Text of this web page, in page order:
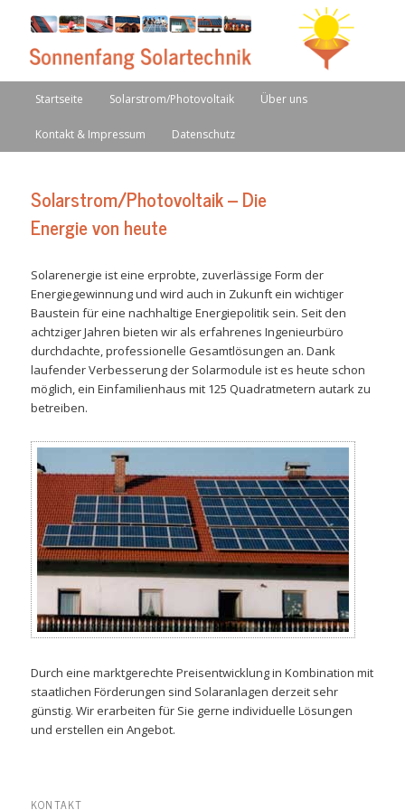
Sonnenfang
Solarenergie, Solarwärme und Regenwassernutzung im Raum Landshut/Erding
HauptmenüZum Inhalt wechseln
Startseite Solarstrom/Photovoltaik Über uns
Kontakt & Impressum Datenschutz
Solarstrom/Photovoltaik – Die
Energie von heute
Solarenergie ist eine erprobte, zuverlässige Form der
Energiegewinnung und wird auch in Zukunft ein wichtiger
Baustein für eine nachhaltige Energiepolitik sein. Seit den
achtziger Jahren bieten wir als erfahrenes Ingenieurbüro
durchdachte, professionelle Gesamtlösungen an. Dank
laufender Verbesserung der Solarmodule ist es heute schon
möglich, ein Einfamilienhaus mit 125 Quadratmetern autark zu
betreiben.
Durch eine marktgerechte Preisentwicklung in Kombination mit
staatlichen Förderungen sind Solaranlagen derzeit sehr
günstig. Wir erarbeiten für Sie gerne individuelle Lösungen
und erstellen ein Angebot.
KONTAKT